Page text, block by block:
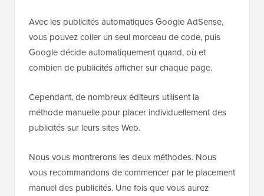
Avec les publicités automatiques Google AdSense,
vous pouvez coller un seul morceau de code, puis
Google décide automatiquement quand, où et
combien de publicités afficher sur chaque page.
Cependant, de nombreux éditeurs utilisent la
méthode manuelle pour placer individuellement des
publicités sur leurs sites Web.
Nous vous montrerons les deux méthodes. Nous
vous recommandons de commencer par le placement
manuel des publicités. Une fois que vous aurez